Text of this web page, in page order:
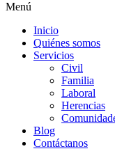
Menú
Inicio
Quiénes somos
Servicios
Civil
Familia
Laboral
Herencias
Blog
Contáctanos